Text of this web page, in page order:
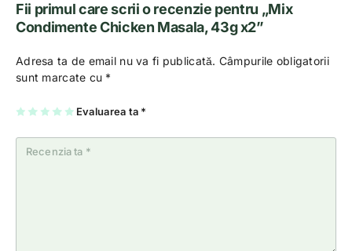
Fii primul care scrii o recenzie pentru „Mix
Condimente Chicken Masala, 43g x2”
Adresa ta de email nu va fi publicată. Câmpurile obligatorii
sunt marcate cu *
Evaluarea ta *
U
n
2
5
st
el
3
5
st
el
4
5
st
el
5
5
st
el